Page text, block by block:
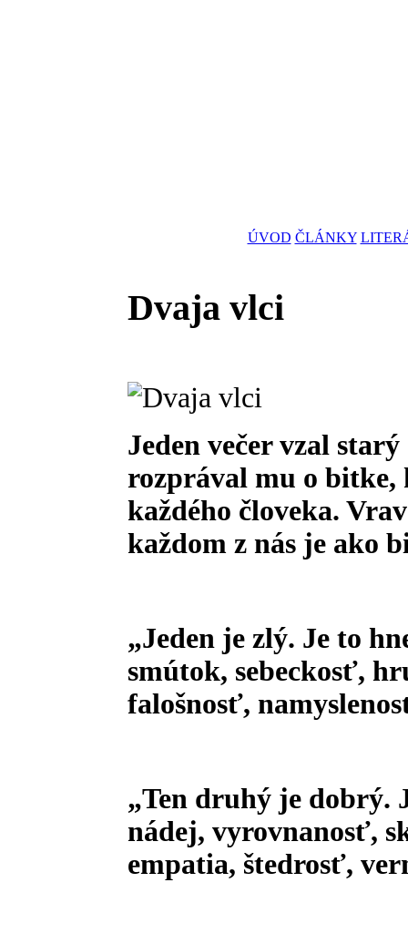
ÚVOD ČLÁNKY
Dvaja vlci
Jeden večer vzal
rozprával mu o
každého človeka.
každom z nás je ako
„Jeden je zlý. Je to
smútok, sebeckosť,
falošnosť,
„Ten druhý je dobrý.
nádej, vyrovnanosť,
empatia, štedrosť,